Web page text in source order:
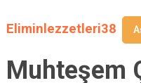
Eliminlezzetleri38
Muhteşem